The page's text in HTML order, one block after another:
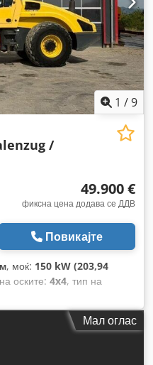
1 /9
/
49.900 €
фиксна цена додава се ДДВ
Повикајте
, моќ: 150 kW (203,94
оските: 4x4, тип на
изградба:
Мал оглас